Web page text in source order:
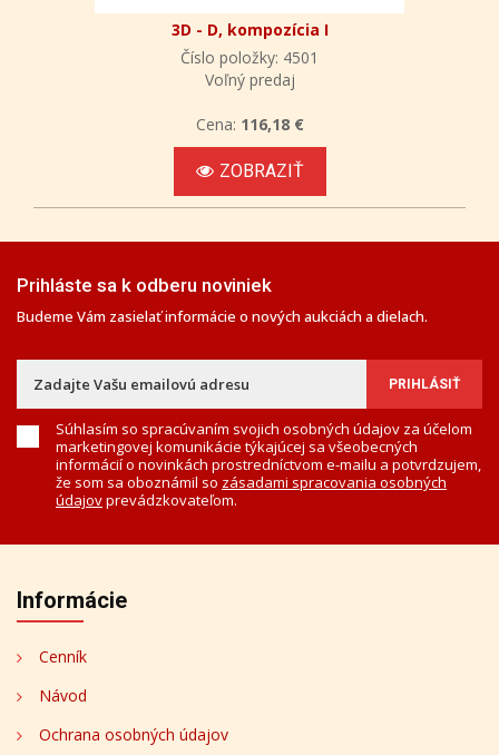
3D - D, kompozícia I
Číslo položky: 4501
Voľný predaj
Cena: 116,18 €
ZOBRAZIŤ
Prihláste sa k odberu noviniek
Budeme Vám zasielať informácie o nových aukciách a dielach.
Súhlasím so spracúvaním svojich osobných údajov za účelom
marketingovej komunikácie týkajúcej sa všeobecných
informácií o novinkách prostredníctvom e-mailu a potvrdzujem,
že som sa oboznámil so zásadami spracovania osobných
údajovprevádzkovateľom.
Informácie
Cenník
Návod
Ochrana osobných údajov